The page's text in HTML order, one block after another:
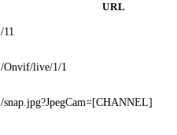
URL
/11
/Onvif/live/1/1
/snap.jpg?JpegCam=[CHANNEL]